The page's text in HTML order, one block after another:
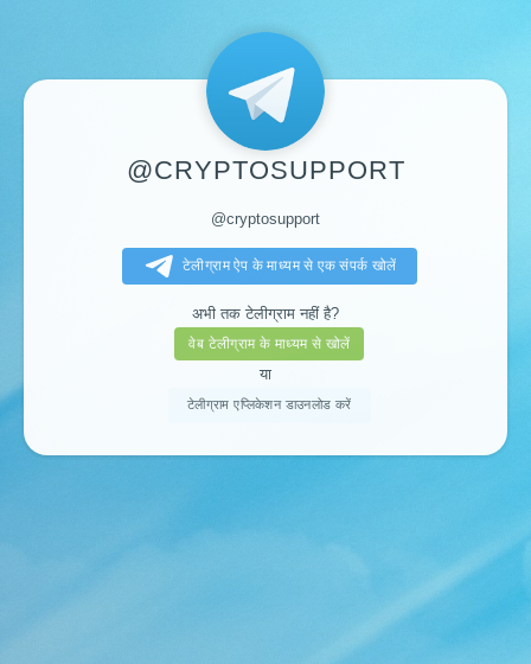
@CRYPTOSUPPORT
@cryptosupport
टेलीग्राम ऐप के माध्यम से एक संपर्क खोलें
अभी तक टेलीग्राम नहीं है?
वेब टेलीग्राम के माध्यम से खोलें
या
टेलीग्राम एप्लिकेशन डाउनलोड करें